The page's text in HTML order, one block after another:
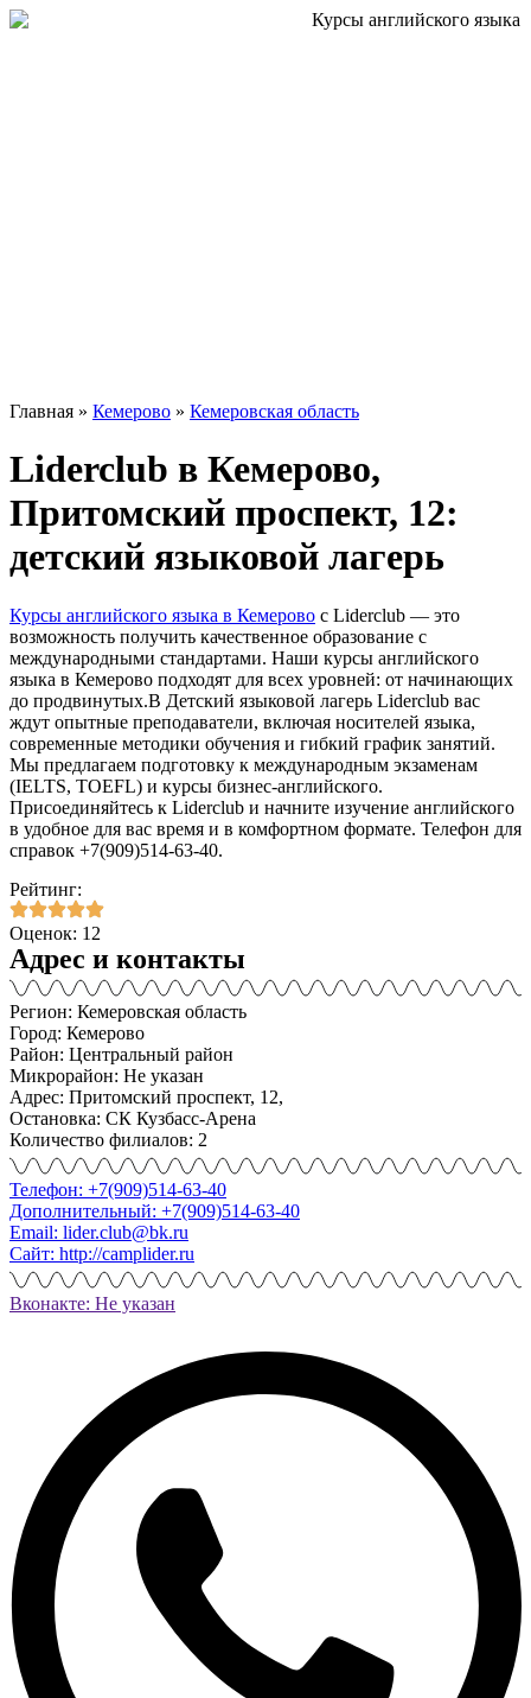
Главная » Кемерово » Кемеровская область
Liderclub в Кемерово,
Притомский проспект, 12:
детский языковой лагерь
Курсы английского языка в Кемерово с Liderclub — это
возможность получить качественное образование с
международными стандартами. Наши курсы английского
языка в Кемерово подходят для всех уровней: от начинающих
до продвинутых.В Детский языковой лагерь Liderclub вас
ждут опытные преподаватели, включая носителей языка,
современные методики обучения и гибкий график занятий.
Мы предлагаем подготовку к международным экзаменам
(IELTS, TOEFL) и курсы бизнес-английского.
Присоединяйтесь к Liderclub и начните изучение английского
в удобное для вас время и в комфортном формате. Телефон для
справок +7(909)514-63-40.
Рейтинг:
Оценок: 12
Адрес и контакты
Регион: Кемеровская область
Город: Кемерово
Район: Центральный район
Микрорайон: Не указан
Адрес: Притомский проспект, 12,
Остановка: СК Кузбасс-Арена
Количество филиалов: 2
Телефон: +7(909)514-63-40
Дополнительный: +7(909)514-63-40
Email: lider.club@bk.ru
Сайт: http://camplider.ru
Вконакте: Не указан